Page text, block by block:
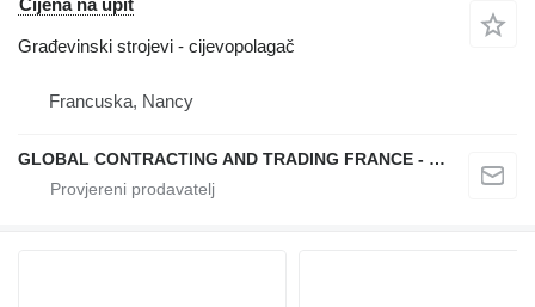
Cijena na upit
Građevinski strojevi - cijevopolagač
Francuska, Nancy
GLOBAL CONTRACTING AND TRADING FRANCE - GCTF